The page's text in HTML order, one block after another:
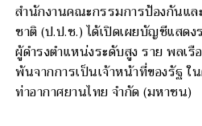
สำนักงานคณะกรรมการป้องกันแ
ชาติ (ป.ป.ช.) ได้เปิดเผยบัญชีแสด
ผู้ดำรงตำแหน่งระดับสูง ราย พลเ
พ้นจากการเป็นเจ้าหน้าที่ของรัฐ
ท่าอากาศยานไทย จำกัด (มหาชน)